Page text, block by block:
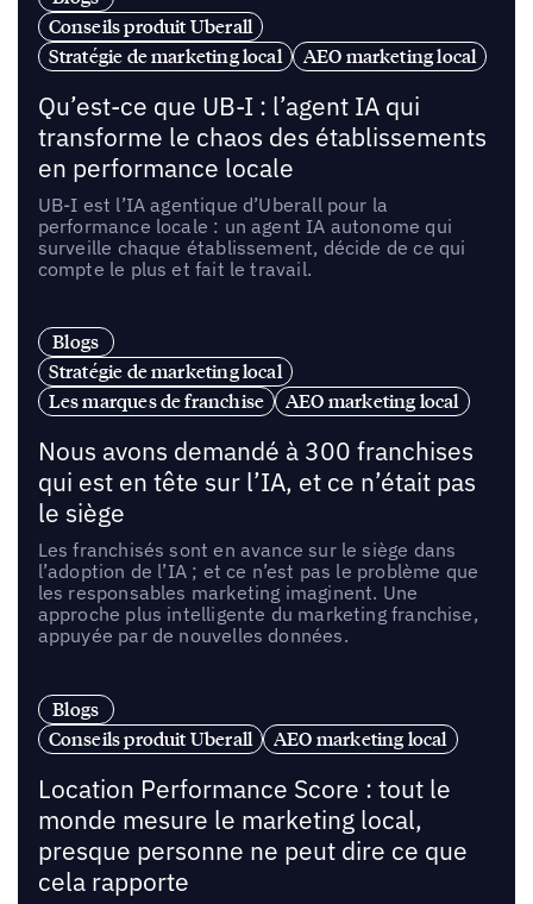
Conseils produit Uberall
Stratégie de marketing local
AEO marketing local
Qu’est-ce que UB-I : l’agent IA qui
transforme le chaos des établissements
en performance locale
UB-I est l’IA agentique d’Uberall pour la
performance locale : un agent IA autonome qui
surveille chaque établissement, décide de ce qui
compte le plus et fait le travail.
Blogs
Stratégie de marketing local
Les marques de franchise
AEO marketing local
Nous avons demandé à 300 franchises
qui est en tête sur l’IA, et ce n’était pas
le siège
Les franchisés sont en avance sur le siège dans
l’adoption de l’IA ; et ce n’est pas le problème que
les responsables marketing imaginent. Une
approche plus intelligente du marketing franchise,
appuyée par de nouvelles données.
Blogs
Conseils produit Uberall
AEO marketing local
Location Performance Score : tout le
monde mesure le marketing local,
presque personne ne peut dire ce que
cela rapporte